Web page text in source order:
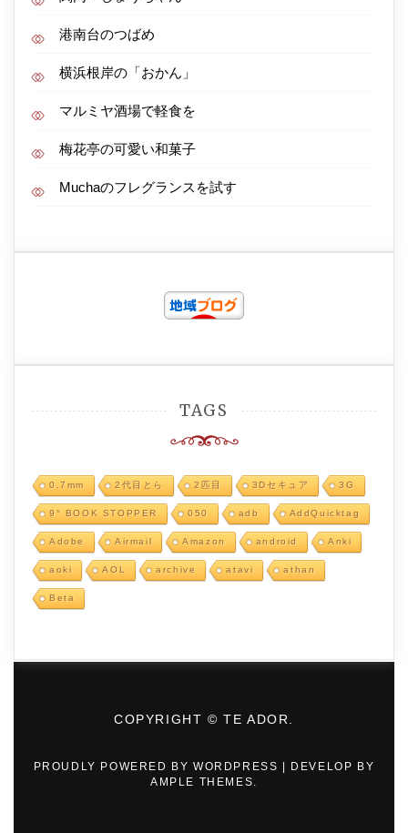
港南台のつばめ
横浜根岸の「おかん」
マルミヤ酒場で軽食を
梅花亭の可愛い和菓子
Muchaのフレグランスを試す
TAGS
0.7mm 2代目とら 2匹目 3Dセキュア 3G
9° BOOK STOPPER 050 adb AddQuicktag
Adobe Airmail Amazon android Anki
aoki AOL archive atavi athan
Beta
COPYRIGHT © TE ADOR.
PROUDLY POWERED BY WORDPRESS
DEVELOP BY
AMPLE THEMES.